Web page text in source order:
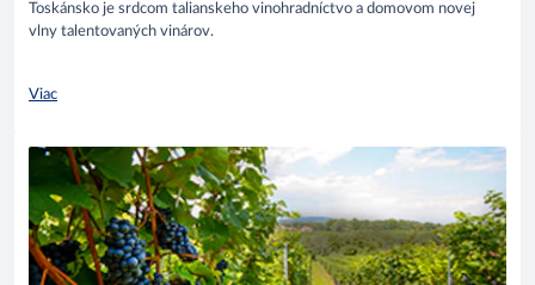
Toskánsko je srdcom talianskeho vinohradníctvo a domovom novej
vlny talentovaných vinárov.
Viac